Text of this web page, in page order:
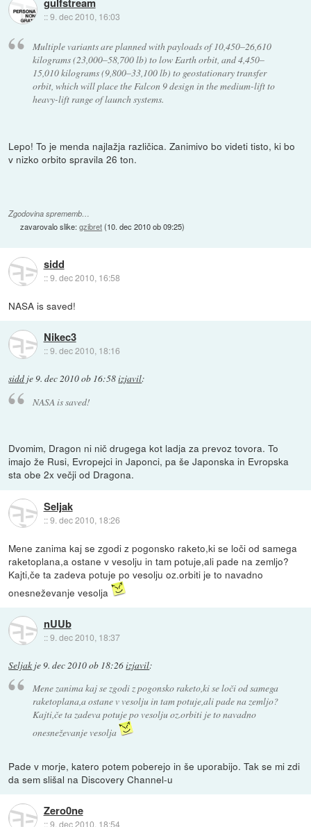
::9. dec 2010, 16:03
Multiple variants are planned with payloads of 10,450–26,610
kilograms (23,000–58,700 lb) to low Earth orbit, and 4,450–
15,010 kilograms (9,800–33,100 lb) to geostationary transfer
orbit, which will place the Falcon 9 design in the medium-lift to
heavy-lift range of launch systems.
Lepo! To je menda najlažja različica. Zanimivo bo videti tisto, ki bo
v nizko orbito spravila 26 ton.
Zgodovina sprememb…
zavarovalo slike:gzibret(10. dec 2010 ob 09:25)
sidd
::9. dec 2010, 16:58
NASA is saved!
Nikec3
::9. dec 2010, 18:16
sidd je9. dec 2010 ob 16:58izjavil:
NASA is saved!
Dvomim, Dragon ni nič drugega kot ladja za prevoz tovora. To
imajo že Rusi, Evropejci in Japonci, pa še Japonska in Evropska
sta obe 2x večji od Dragona.
Seljak
::9. dec 2010, 18:26
Mene zanima kaj se zgodi z pogonsko raketo,ki se loči od samega
raketoplana,a ostane v vesolju in tam potuje,ali pade na zemljo?
Kajti,če ta zadeva potuje po vesolju oz.orbiti je to navadno
onesneževanje vesolja
nUUb
::9. dec 2010, 18:37
Seljak je 9. dec 2010 ob 18:26izjavil:
Mene zanima kaj se zgodi z pogonsko raketo,ki se loči od samega
raketoplana,a ostane v vesolju in tam potuje,ali pade na zemljo?
Kajti,če ta zadeva potuje po vesolju oz.orbiti je to navadno
onesneževanje vesolja
Pade v morje, katero potem poberejo in še uporabijo. Tak se mi zdi
da sem slišal na Discovery Channel-u
Zero0ne
::9. dec 2010, 18:54